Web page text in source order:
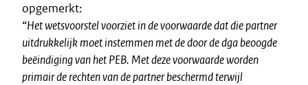
opgemerkt:
“Het wetsvoorstel voorziet in de voorwaarde dat die partner
uitdrukkelijk moet instemmen met de door de dga beoogde
beëindiging van het PEB. Met deze voorwaarde worden
primair de rechten van de partner beschermd terwijl